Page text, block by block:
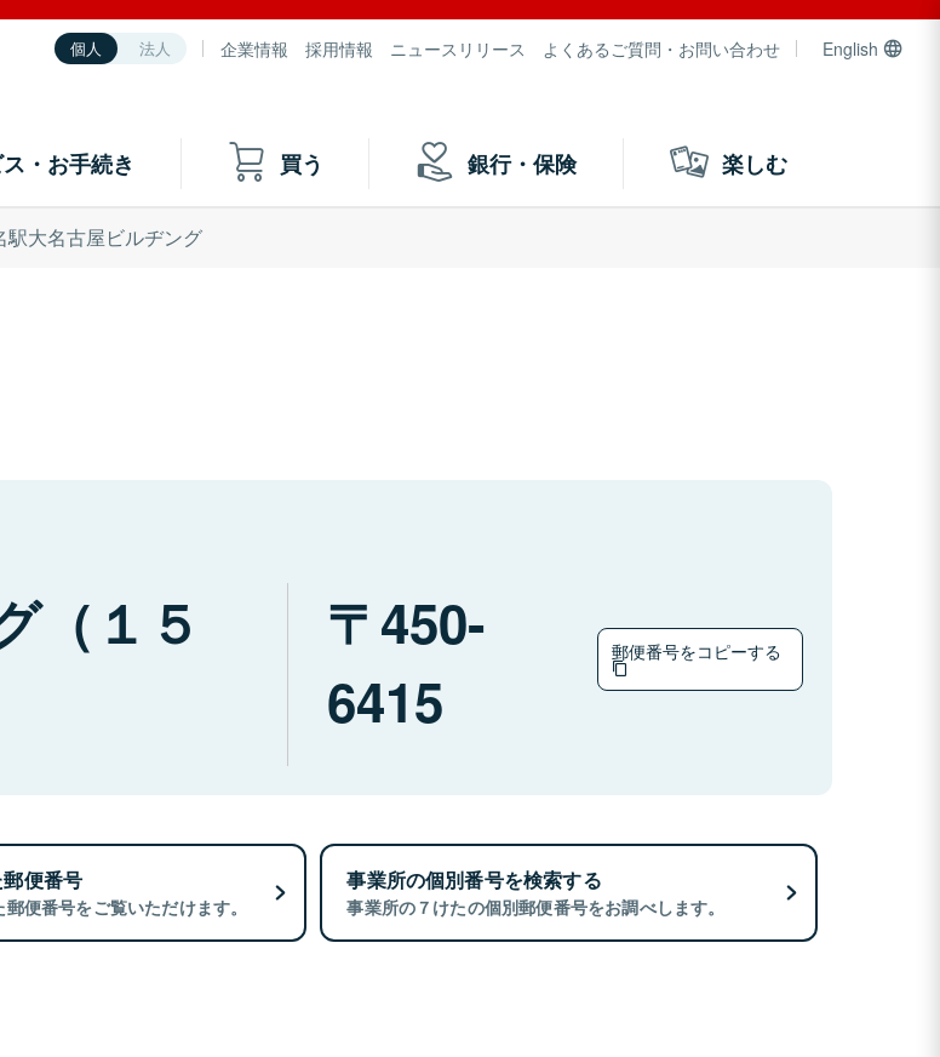
個人 法人 企業情報 採用情報 ニュースリリース よくあるご質問・お問い合わせ English
・お手続き 買う 銀行・保険 楽しむ
駅大名古屋ビルヂング
（１５
450-
6415
郵便番号をコピーする
便番号
便番号をご覧いただけます。
事業所の個別番号を検索する
事業所の７けたの個別郵便番号をお調べします。